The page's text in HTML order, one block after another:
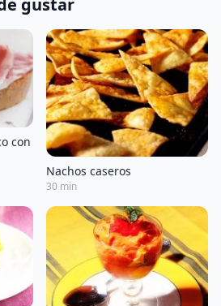
gustar
con
Nachos caseros
30 min